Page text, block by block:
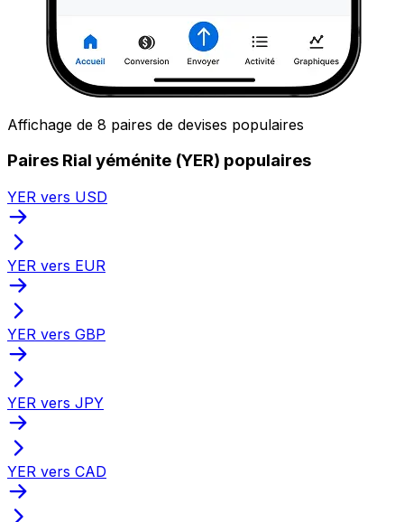
Affichage de 8 paires de devises populaires
Paires Rial yéménite (YER) populaires
YER vers USD
YER vers EUR
YER vers GBP
YER vers JPY
YER vers CAD